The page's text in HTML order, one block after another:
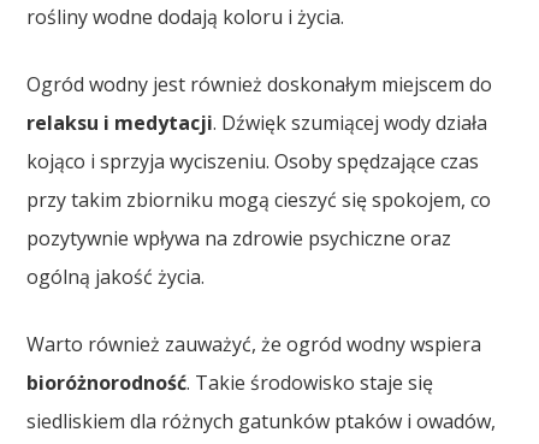
rośliny wodne dodają koloru i życia.
Ogród wodny jest również doskonałym miejscem do
relaksu i medytacji. Dźwięk szumiącej wody działa
kojąco i sprzyja wyciszeniu. Osoby spędzające czas
przy takim zbiorniku mogą cieszyć się spokojem, co
pozytywnie wpływa na zdrowie psychiczne oraz
ogólną jakość życia.
Warto również zauważyć, że ogród wodny wspiera
bioróżnorodność. Takie środowisko staje się
siedliskiem dla różnych gatunków ptaków i owadów,